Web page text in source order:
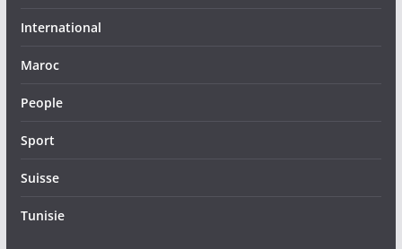
International
Maroc
People
Sport
Suisse
Tunisie